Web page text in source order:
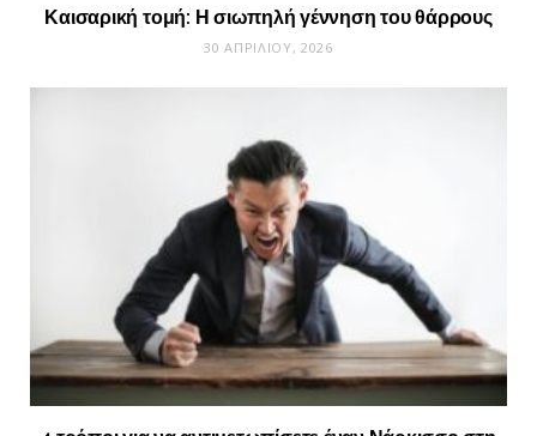
Καισαρική τομή: Η σιωπηλή γέννηση του θάρρους
30 ΑΠΡΙΛΊΟΥ, 2026